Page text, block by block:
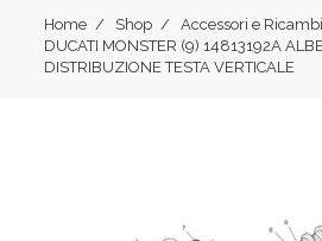
Home Shop Accessori e Ricambi
DUCATI MONSTER (9) 14813192A
DISTRIBUZIONE TESTA VERTICALE